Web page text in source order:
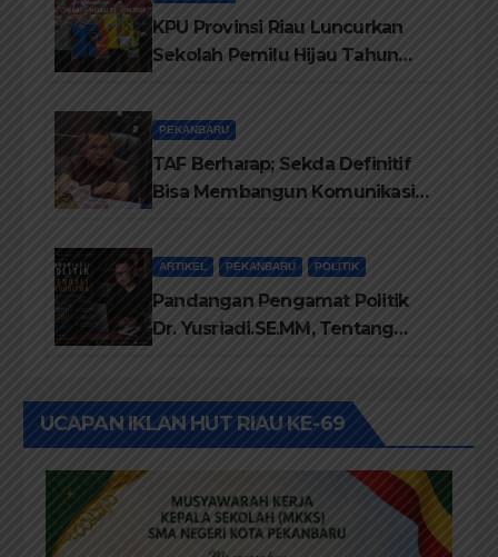
KPU Provinsi Riau Luncurkan
Sekolah Pemilu Hijau Tahun
Lingkungan
PEKANBARU
TAF Berharap; Sekda Definitif
Bisa Membangun Komunikasi
ARTIKEL PEKANBARU POLITIK
Pandangan Pengamat Politik
Dr. Yusriadi.SE.MM, Tentang
UCAPAN IKLAN HUT RIAU KE-69